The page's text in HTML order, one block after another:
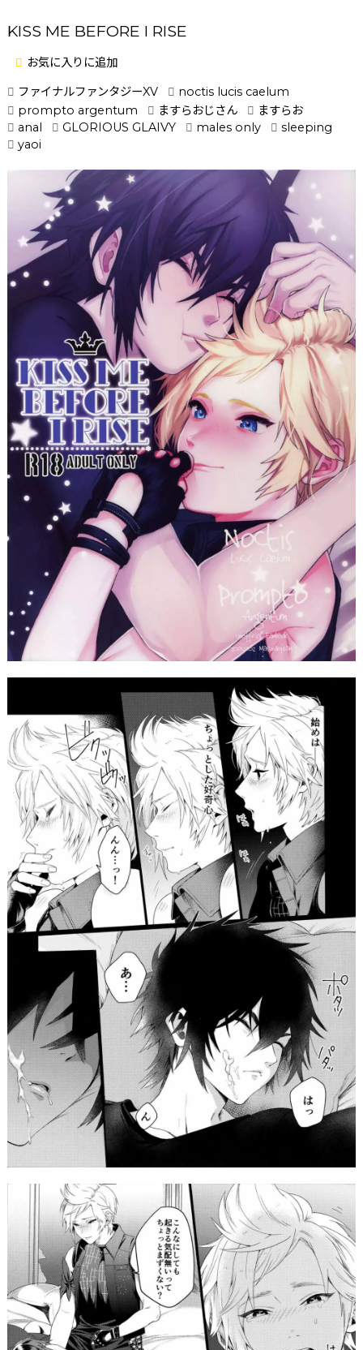
KISS ME BEFORE I RISE
お気に入りに追加
ファイナルファンタジーXV
noctis lucis caelum
prompto argentum
ますらおじさん
ますらお
anal
GLORIOUS GLAIVY males only
sleeping
yaoi